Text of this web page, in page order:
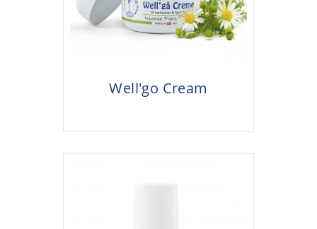
Well'go Cream